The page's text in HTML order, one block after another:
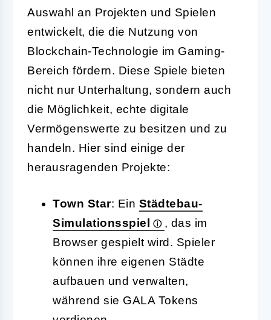
Auswahl an Projekten und Spielen
entwickelt, die die Nutzung von
Blockchain-Technologie im Gaming-
Bereich fördern. Diese Spiele bieten
nicht nur Unterhaltung, sondern auch
die Möglichkeit, echte digitale
Vermögenswerte zu besitzen und zu
handeln. Hier sind einige der
herausragenden Projekte:
Town Star: Ein Städtebau-
Simulationsspiel
, das im
Browser gespielt wird. Spieler
können ihre eigenen Städte
aufbauen und verwalten,
während sie GALA Tokens